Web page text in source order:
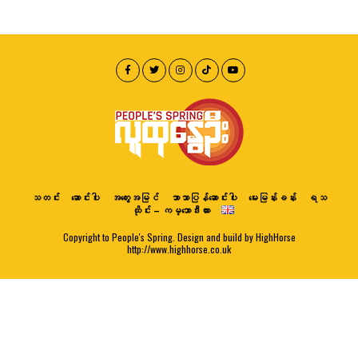
သတင်း ဆောင်းပါး အတွေးအမြင် ဘာသာပြန်ဆောင်းပါး မေးမြန်းခန်း
ရသ
ထိုင်း – ကမ္ဘောဒီးယား
Copyright to People's Spring. Design and build by HighHorse
http://www.highhorse.co.uk